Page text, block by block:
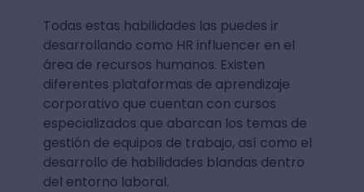
Todas estas habilidades las puedes ir
desarrollando como HR influencer en el
área de recursos humanos. Existen
diferentes plataformas de aprendizaje
corporativo que cuentan con cursos
especializados que abarcan los temas de
gestión de equipos de trabajo, así como el
desarrollo de habilidades blandas dentro
del entorno laboral.